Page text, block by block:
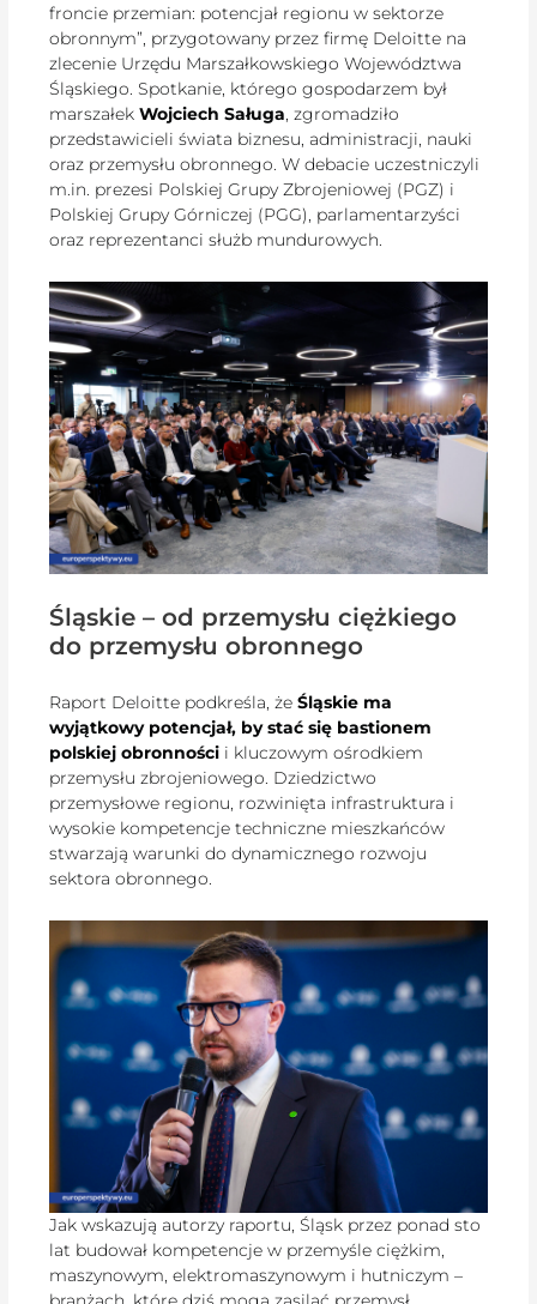
froncie przemian: potencjał regionu w sektorze
obronnym”, przygotowany przez firmę Deloitte na
zlecenie Urzędu Marszałkowskiego Województwa
Śląskiego. Spotkanie, którego gospodarzem był
marszałekWojciech Saługa , zgromadziło
przedstawicieli świata biznesu, administracji, nauki
oraz przemysłu obronnego. W debacie uczestniczyli
m.in. prezesi Polskiej Grupy Zbrojeniowej (PGZ) i
Polskiej Grupy Górniczej (PGG), parlamentarzyści
oraz reprezentanci służb mundurowych.
Śląskie – od przemysłu ciężkiego
do przemysłu obronnego
Raport Deloitte podkreśla, żeŚląskie ma
wyjątkowy potencjał, by stać się bastionem
polskiej obronności i kluczowym ośrodkiem
przemysłu zbrojeniowego. Dziedzictwo
przemysłowe regionu, rozwinięta infrastruktura i
wysokie kompetencje techniczne mieszkańców
stwarzają warunki do dynamicznego rozwoju
sektora obronnego.
Jak wskazują autorzy raportu, Śląsk przez ponad sto
lat budował kompetencje w przemyśle ciężkim,
maszynowym, elektromaszynowym i hutniczym –